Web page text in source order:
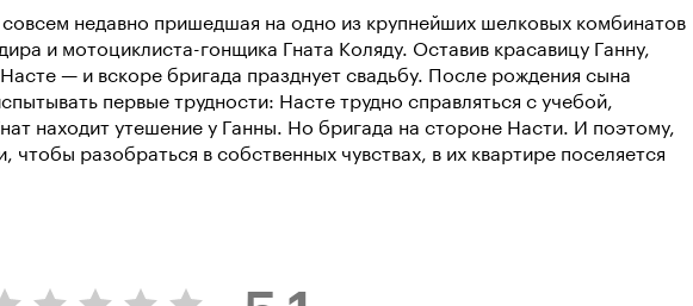
недавно пришедшая на одно из крупнейших шелковых комбинатов
и мотоциклиста-гонщика Гната Коляду. Оставив красавицу Ганну,
— и вскоре бригада празднует свадьбу. После рождения сына
первые трудности: Насте трудно справляться с учебой,
находит утешение у Ганны. Но бригада на стороне Насти. И поэтому,
чтобы разобраться в собственных чувствах, в их квартире поселяется